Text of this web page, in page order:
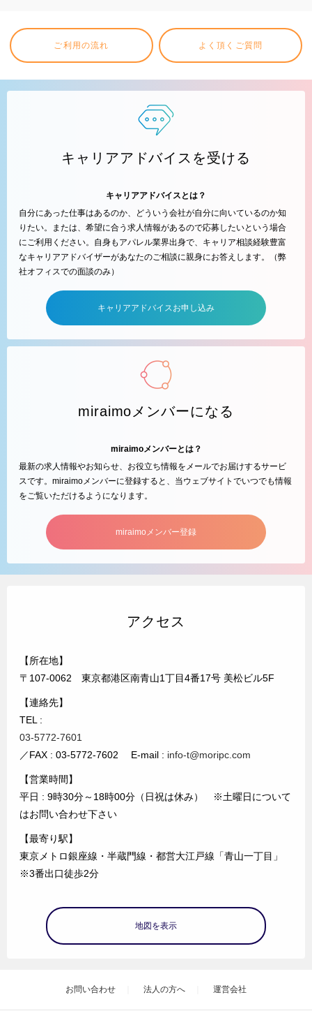
ご利用の流れ よく頂くご質問
キャリアアドバイスを受ける
キャリアアドバイスとは？
自分にあった仕事はあるのか、どういう会社が自分に向いているのか知
りたい。または、希望に合う求人情報があるので応募したいという場合
にご利用ください。自身もアパレル業界出身で、キャリア相談経験豊富
なキャリアアドバイザーがあなたのご相談に親身にお答えします。（弊
社オフィスでの面談のみ）
キャリアアドバイスお申し込み
miraimoメンバーになる
miraimoメンバーとは？
最新の求人情報やお知らせ、お役立ち情報をメールでお届けするサービ
スです。miraimoメンバーに登録すると、当ウェブサイトでいつでも情報
をご覧いただけるようになります。
miraimoメンバー登録
アクセス
【所在地】
〒107-0062 東京都港区南青山1丁目4番17号 美松ビル5F
【連絡先】
TEL :
03-5772-7601
／FAX : 03-5772-7602 E-mail : info-t@moripc.com
【営業時間】
平日 : 9時30分～18時00分（日祝は休み） ※土曜日について
はお問い合わせ下さい
【最寄り駅】
東京メトロ銀座線・半蔵門線・都営大江戸線「青山一丁目」
※3番出口徒歩2分
地図を表示
お問い合わせ 法人の方へ 運営会社